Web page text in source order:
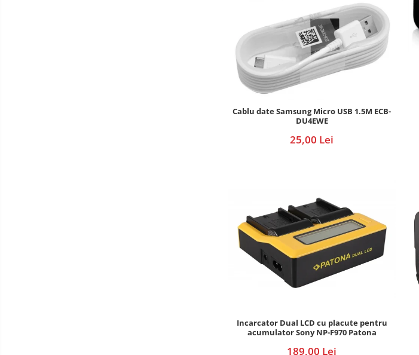
Cablu date Samsung Micro USB 1.5M ECB-
DU4EWE
25,00 Lei
Incarcator Dual LCD cu placute pentru
acumulator Sony NP-F970 Patona
189,00 Lei